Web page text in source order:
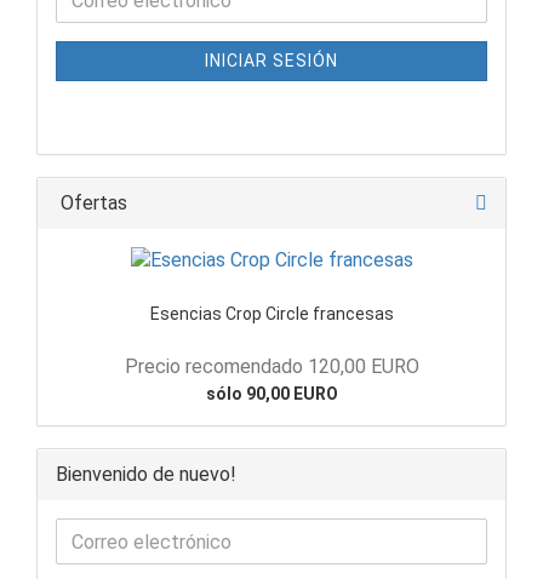
INICIAR SESIÓN
Ofertas
Esencias Crop Circle francesas
Precio recomendado 120,00 EURO
sólo 90,00 EURO
Bienvenido de nuevo!